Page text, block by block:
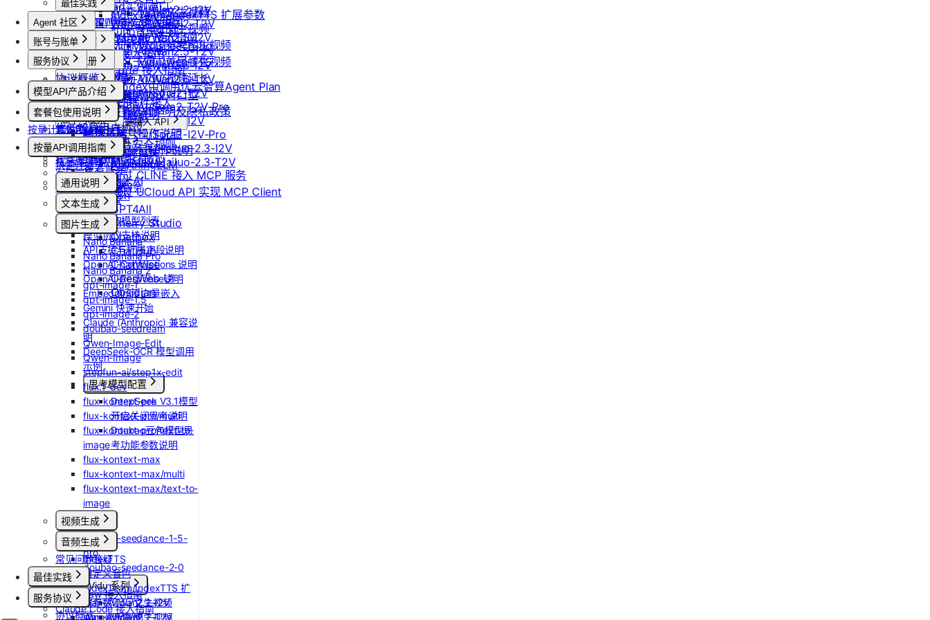
更新Pod实例端口
设置/更新定时关机
取消定时关机
Vidu/文生视频
Vidu/图生视频
Vidu/参考图生视频
Vidu/首尾帧生视频
Vidu/视频延长
Vidu/对口型
Wan-AI/Wan2.2-I2V
Wan-AI/Wan2.2-T2V
Wan-AI/Wan2.5-I2V
Wan-AI/Wan2.5-T2V
Wan-AI/Wan2.6-I2V
Wan-AI/Wan2.6-T2V
OpenAI/Sora2-T2V
OpenAI/Sora2-T2V-Pro
OpenAI/Sora2-I2V
OpenAI/Sora2-I2V-Pro
MiniMax/Hailuo-2.3-I2V
MiniMax/Hailuo-2.3-T2V
IndexTeam/IndexTTS 扩展参数
suno音乐生成
MiniMax/speech-hd
通义千问 Qwen-TTS
最佳实践
OpenClaw 接入指南
Claude Code 接入指南
Codex 接入指南
OpenCode 接入指南
如何在codex中调用优云智算Agent Plan
ComfyUI插件接入
常见客户端接入 API
Dify
RAGFlow
AnythingLLM
纳米AI
n8n
GPT4All
Cherry Studio
Chatbox
ChatHub
ChatWise
OpenWeb UI
Obsidian
MCP 说明
MCP 简介
通过 CLINE 接入 MCP 服务
通过 UCloud API 实现 MCP Client
Agent 社区
产品介绍
产品介绍
快速开始
控制台操作
Agent广场
操作指南
模型配置
计费说明
升配与续费
到期与数据说明
账号与账单
账号注册
注册流程
注销账号
实名认证
认证概览
个人认证
高校认证
企业认证
团队管理
团队功能概览
管理员账号操作说明
团队成员账号操作说明
账单与发票
账号充值
提现规则
查看账单
开具发票
服务协议
协议概览
优云智算服务框架协议
优云智算云服务法律声明及隐私政策
优云智算用户协议
优云智算云平台安全规则
优云智算激励活动协议
模型API产品介绍
模型API服务
套餐包使用说明
套餐包快速上手
套餐计费逻辑
套餐用量统计
客户端接入
OpenClaw 云端服务
按量计费说明
按量API调用指南
快速开始
通用说明
认证鉴权
错误码
文本生成
如何获取模型列表
模型协议支持说明
API支持与扩展字段说明
OpenAI-Completions 说明
OpenAI-Response说明
Embeddings 向量嵌入
Gemini 快速开始
Claude (Anthropic) 兼容说
明
DeepSeek-OCR 模型调用
示例
思考模型配置
DeepSeek V3.1模型
开启关闭思考说明
Doubao豆包模型思
考功能参数说明
图片生成
Nano Banana
Nano Banana Pro
Nano Banana 2
gpt-image-1
gpt-image-1.5
gpt-image-2
doubao-seedream
Qwen-Image-Edit
Qwen-Image
stepfun-ai/step1x-edit
flux.1-dev
flux-kontext-pro
flux-kontext-pro/multi
flux-kontext-pro/text-to-
image
flux-kontext-max
flux-kontext-max/multi
flux-kontext-max/text-to-
image
视频生成
doubao-seedance-1-5-
pro
doubao-seedance-2-0
Vidu 系列
Vidu/文生视频
Vidu/图生视频
Wan-AI/Wan2.2-I2V
Wan-AI/Wan2.2-T2V
音频生成
IndexTTS
自定义音色
IndexTeam/IndexTTS 扩
展参数
suno音乐生成
常见问题答疑
最佳实践
OpenClaw 接入指南
Claude Code 接入指南
服务协议
协议概览